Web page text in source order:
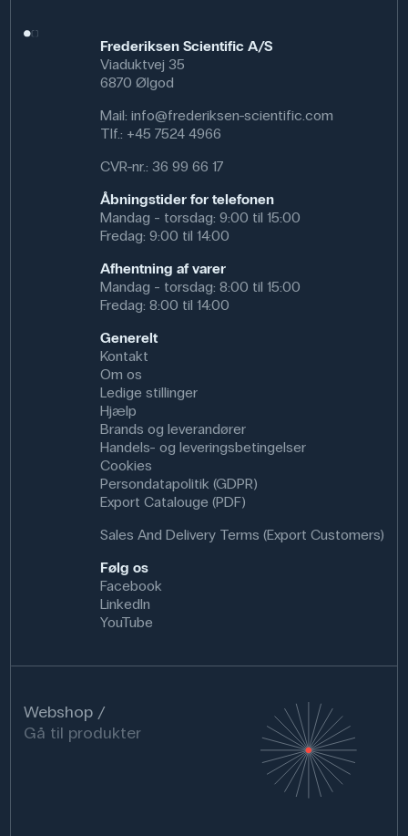
Frederiksen Scientific A/S
Viaduktvej 35
6870 Ølgod
Mail: info@frederiksen-scientific.com
Tlf.: +45 7524 4966
CVR-nr.: 36 99 66 17
Åbningstider for telefonen
Mandag - torsdag: 9:00 til 15:00
Fredag: 9:00 til 14:00
Afhentning af varer
Mandag - torsdag: 8:00 til 15:00
Fredag: 8:00 til 14:00
Generelt
Kontakt
Om os
Ledige stillinger
Hjælp
Brands og leverandører
Handels- og leveringsbetingelser
Cookies
Persondatapolitik (GDPR)
Export Catalouge (PDF)
Sales And Delivery Terms (Export Customers)
Følg os
Facebook
LinkedIn
YouTube
Webshop
Gå til produkter